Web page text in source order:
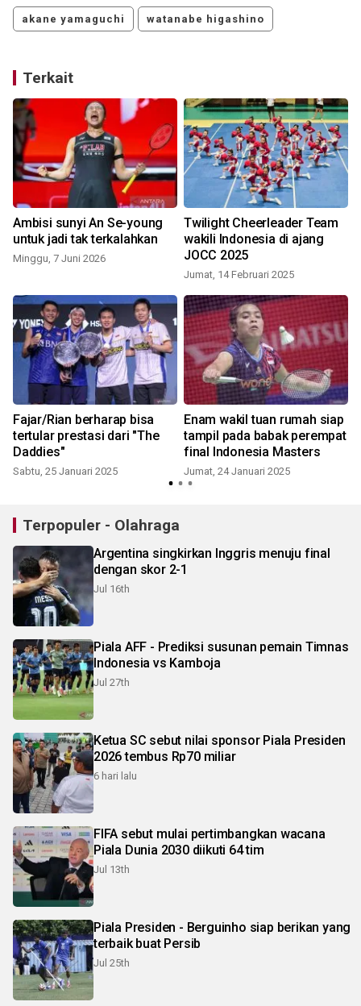
akane yamaguchi watanabe higashino
Terkait
Ambisi sunyi An Se-young
untuk jadi tak terkalahkan
Minggu, 7 Juni 2026
Twilight Cheerleader Team
wakili Indonesia di ajang
JOCC 2025
Jumat, 14 Februari 2025
Fajar/Rian berharap bisa
tertular prestasi dari "The
Daddies"
Sabtu, 25 Januari 2025
Enam wakil tuan rumah siap
tampil pada babak perempat
final Indonesia Masters
Jumat, 24 Januari 2025
Terpopuler - Olahraga
Argentina singkirkan Inggris menuju final
dengan skor 2-1
Jul 16th
Piala AFF - Prediksi susunan pemain Timnas
Indonesia vs Kamboja
Jul 27th
Ketua SC sebut nilai sponsor Piala Presiden
2026 tembus Rp70 miliar
6 hari lalu
FIFA sebut mulai pertimbangkan wacana
Piala Dunia 2030 diikuti 64 tim
Jul 13th
Piala Presiden - Berguinho siap berikan yang
terbaik buat Persib
Jul 25th